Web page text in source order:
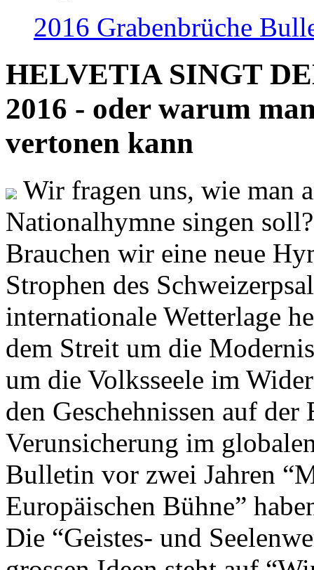
2016 Grabenbrüche
HELVETIA SINGT
2016 - oder warum
vertonen kann
Wir fragen uns, wie man
Nationalhymne singen
Brauchen wir eine neue
Strophen des
internationale Wetterlage
dem Streit um die
um die Volksseele im
den Geschehnissen auf
Verunsicherung im
Bulletin vor zwei Jahren
Europäischen Bühne”
Die “Geistes- und